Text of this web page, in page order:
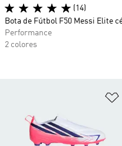
(14)
Bota de Fútbol F50 Messi Elite
Performance
2 colores